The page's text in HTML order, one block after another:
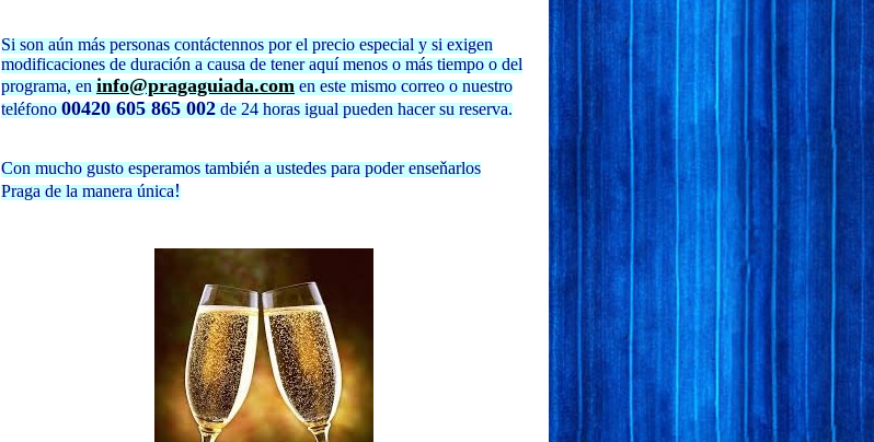
Si son aún más personas contáctennos por el precio especial y si exigen
modificaciones de duración a causa de tener aquí menos o más tiempo o del
programa, eninfo@pragaguiada.comen este mismo correo o nuestro
teléfono00420 605 865 002de 24 horas igual pueden hacer su reserva.
Con mucho gusto esperamos también a ustedes para poder enseňarlos
Praga de la manera única!